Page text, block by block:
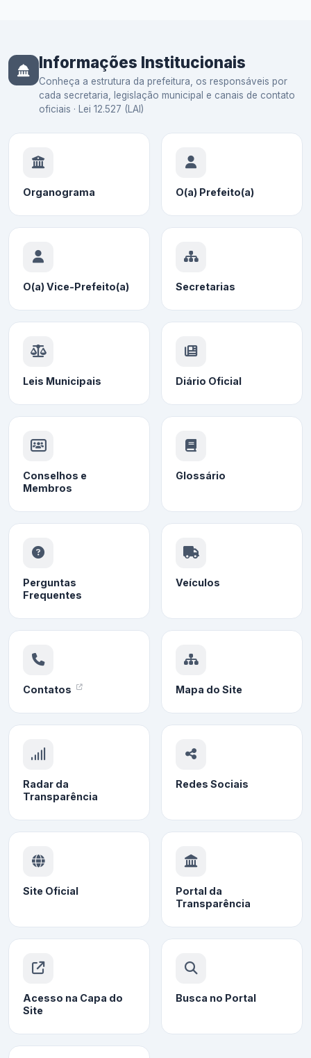
Informações Institucionais
Conheça a estrutura da prefeitura, os responsáveis por
cada secretaria, legislação municipal e canais de contato
oficiais · Lei 12.527 (LAI)
Organograma O(a) Prefeito(a)
O(a) Vice-Prefeito(a) Secretarias
Leis Municipais Diário Oficial
Conselhos e
Membros
Glossário
Perguntas
Frequentes
Veículos
Contatos Mapa do Site
Radar da
Transparência
Redes Sociais
Site Oficial
Portal da
Transparência
Acesso na Capa do
Site
Busca no Portal